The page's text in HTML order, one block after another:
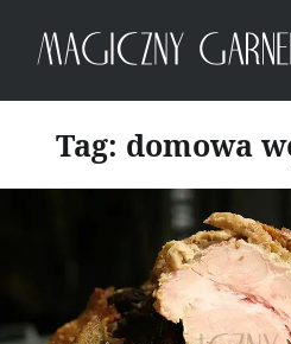
Magiczny Garnek
Tag: domowa